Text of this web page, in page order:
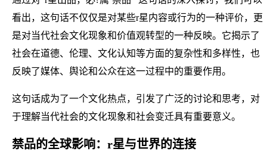
看出，这句话不仅仅是对某些r星内容或行为的一种评价，更
是对当代社会文化现象和价值观转型的一种反映。它揭示了
社会在道德、伦理、文化认知等方面的复杂性和多样性，也
反映了媒体、舆论和公众在这一过程中的重要作用。
这句话成为了一个文化热点，引发了广泛的讨论和思考，对
于理解当代社会的文化现象和社会变迁具有重要意义。
禁品的全球影响：r星与世界的连接